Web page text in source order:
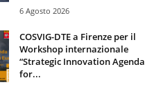
6 Agosto 2026
COSVIG-DTE a Firenze per il
Workshop internazionale
“Strategic Innovation Agenda
for...